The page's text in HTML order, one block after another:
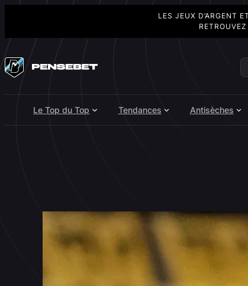
LES JEUX D’ARGENT
au
contenu
Le Top du Top Tendances Antisèches